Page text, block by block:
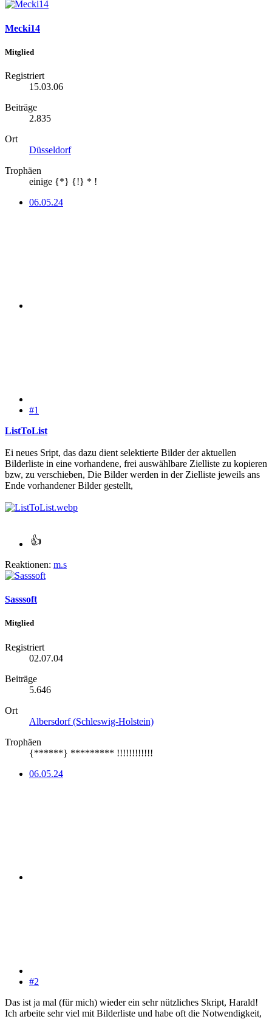
Mecki14
Mitglied
Registriert
15.03.06
Beiträge
2.835
Ort
Düsseldorf
Trophäen
einige {*} {!} * !
06.05.24
#1
ListToList
Ei neues Sript, das dazu dient selektierte Bilder der aktuellen
Bilderliste in eine vorhandene, frei auswählbare Zielliste zu kopieren
bzw, zu verschieben, Die Bilder werden in der Zielliste jeweils ans
Ende vorhandener Bilder gestellt,
Reaktionen: m.s
Sasssoft
Mitglied
Registriert
02.07.04
Beiträge
5.646
Ort
Albersdorf (Schleswig-Holstein)
Trophäen
{******} ********* !!!!!!!!!!!!
06.05.24
#2
Das ist ja mal (für mich) wieder ein sehr nützliches Skript, Harald!
Ich arbeite sehr viel mit Bilderliste und habe oft die Notwendigkeit,